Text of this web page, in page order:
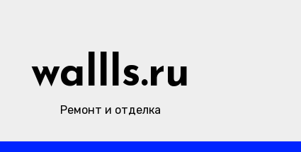
wallls.ru
Ремонт и отделка